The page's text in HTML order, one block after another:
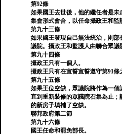
第92條
如果國王去世後，他的繼任者是
集會形式會合，以任命攝政王和監
第九十三條
如果國王發現自己無法統治，則
議院。攝政王和監護人由聯合眾議
第九十四條
攝政王只有一個人。
攝政王只有在宣誓宣誓遵守第91條
第九十五條
如果王位空缺，眾議院將作為一個
直到重新裝修的眾議院召集為止
的新房子填補了空缺。
聯邦政府第二節
第九十六條
國王任命和罷免部長。